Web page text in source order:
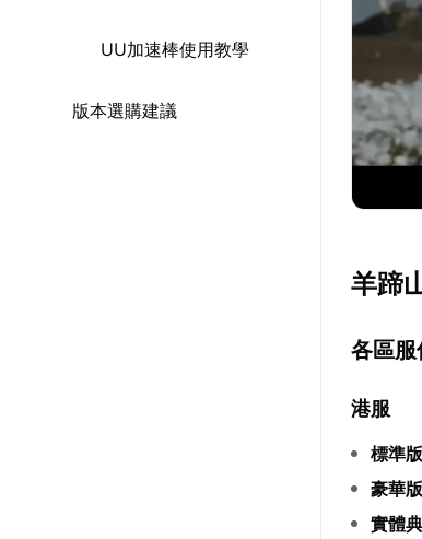
UU加速棒使用教學
版本選購建議
羊蹄
各區服
港服
標準版
豪華版
實體